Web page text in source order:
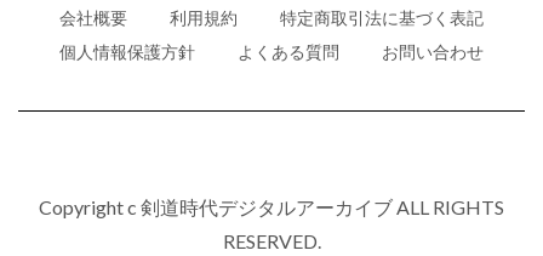
会社概要 利用規約
特定商取引法に基づく表記
個人情報保護方針
よくある質問 お問い合わせ
Copyright c 剣道時代デジタルアーカイブ ALL RIGHTS
RESERVED.